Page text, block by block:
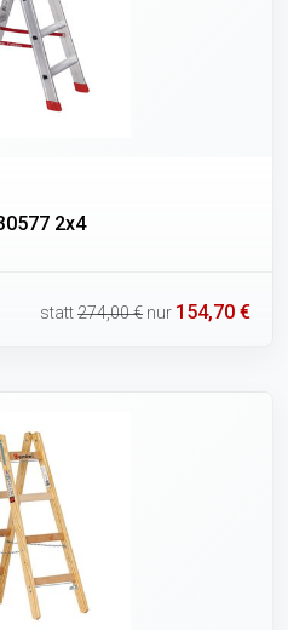
2x4
statt274,00 € nur 154,70 €